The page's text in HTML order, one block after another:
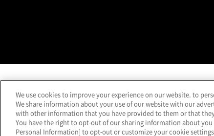
We use cookies to improve your experience on our website, to
We share information about your use of our website with our
with other information that you have provided to them or that
You have the right to opt-out of our sharing information about
Personal Information] to opt-out or customize your cookie